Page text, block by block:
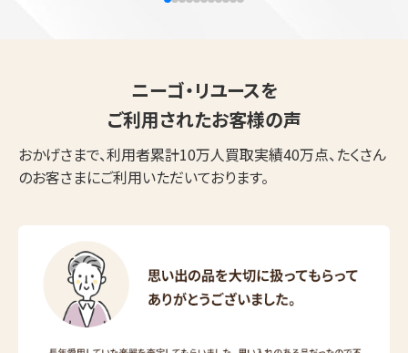
ウェブから1分
かんたん査定見積
フリーダイヤル
0120-1212-25
ニーゴ・リユースを
ご利用されたお客様の声
おかげさまで、利用者累計10万人買取実績40万点、たくさん
のお客さまにご利用いただいております。